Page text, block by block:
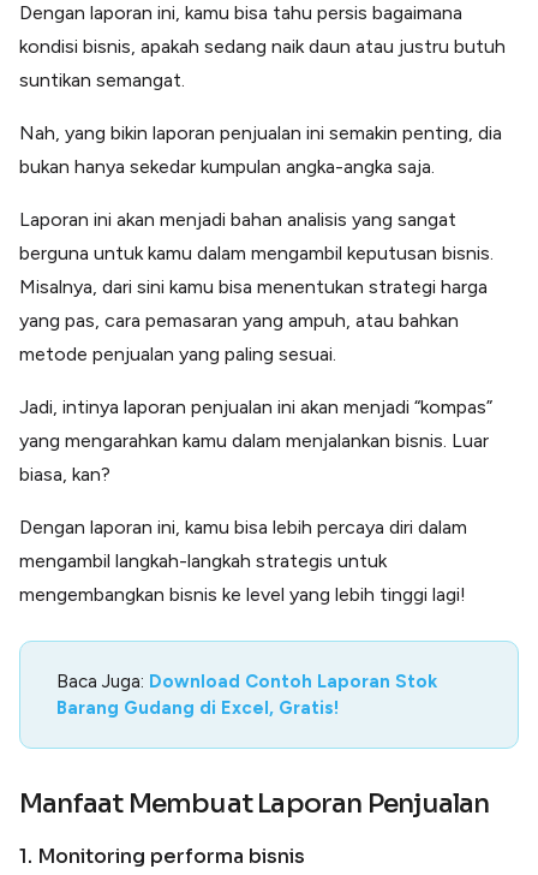
Dengan laporan ini, kamu bisa tahu persis bagaimana
kondisi bisnis, apakah sedang naik daun atau justru butuh
suntikan semangat.
Nah, yang bikin laporan penjualan ini semakin penting, dia
bukan hanya sekedar kumpulan angka-angka saja.
Laporan ini akan menjadi bahan analisis yang sangat
berguna untuk kamu dalam mengambil keputusan bisnis.
Misalnya, dari sini kamu bisa menentukan strategi harga
yang pas, cara pemasaran yang ampuh, atau bahkan
metode penjualan yang paling sesuai.
Jadi, intinya laporan penjualan ini akan menjadi “kompas”
yang mengarahkan kamu dalam menjalankan bisnis. Luar
biasa, kan?
Dengan laporan ini, kamu bisa lebih percaya diri dalam
mengambil langkah-langkah strategis untuk
mengembangkan bisnis ke level yang lebih tinggi lagi!
Baca Juga: Download Contoh Laporan Stok
Barang Gudang di Excel, Gratis!
Manfaat Membuat Laporan Penjualan
1. Monitoring performa bisnis